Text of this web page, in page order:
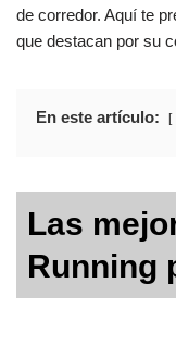
de corredor. Aquí te
que destacan por su
En este artículo:
Las
Running